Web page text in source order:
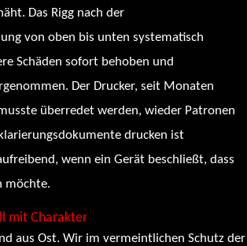
Das Rigg nach der
von oben bis unten systematisch
Schäden sofort behoben und
Der Drucker, seit Monaten
überredet werden, wieder Patronen
drucken ist
wenn ein Gerät beschließt, dass
möchte.
mit Charakter
aus Ost. Wir im vermeintlichen Schutz der